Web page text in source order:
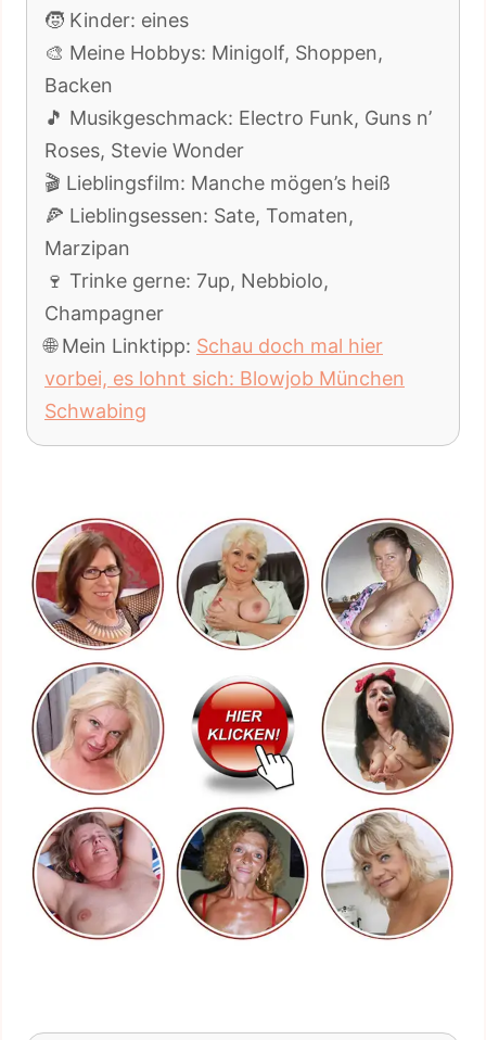
🧒 Kinder: eines
🎨 Meine Hobbys: Minigolf, Shoppen,
Backen
🎵 Musikgeschmack: Electro Funk, Guns n’
Roses, Stevie Wonder
🎬 Lieblingsfilm: Manche mögen’s heiß
🍕 Lieblingsessen: Sate, Tomaten,
Marzipan
🍷 Trinke gerne: 7up, Nebbiolo,
Champagner
🌐 Mein Linktipp: Schau doch mal hier
vorbei, es lohnt sich: Blowjob München
Schwabing